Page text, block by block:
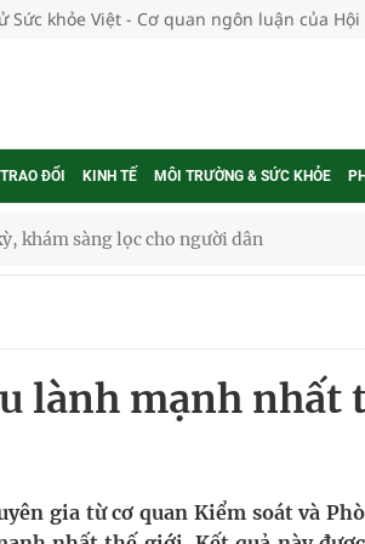
Sức khỏe Việt - Cơ quan ngôn luận của Hội
ĐỔI KINH TẾ MÔI TRƯỜNG & SỨC KHỎE
cực hiệu quả
thực tế
ung thư
lành mạnh nhất
gia từ cơ quan Kiểm soát và